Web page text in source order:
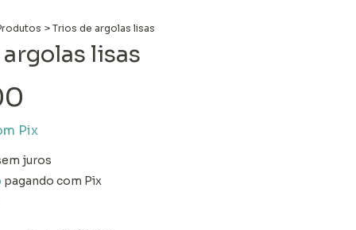
> Trios de argolas lisas
lisas
Pix
juros
pagando com Pix